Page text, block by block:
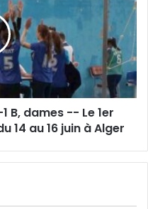
B, dames -- Le 1er
14 au 16 juin à Alger